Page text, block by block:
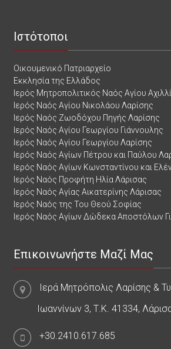
Ιστότοποι
Οικουμενικό Πατριαρχείο
Εκκλησία της Ελλάδος
Ιερός Μητροπολιτικός Ναός Αγίου
Ιερός Ναός Αγίου Νικολάου Λαρίσης
Ιερός Ναός Ζωοδόχου Πηγής Λαρίσης
Ιερός Ναός Αγίου Γεωργίου Γιάννουλης
Ιερός Ναός Αγίου Γεωργίου Λαρίσης
Ιερός Ναός Αγίων Πέτρου και Παύλου
Ιερός Ναός Αγίων Κωνσταντίνου και
Ιερός Ναός Προφήτη Ηλία Λάρισας
Ιερός Ναός Αγίας Αικατερίνης Λάρισας
Ιερός Ναός της Του Θεού Σοφίας
Ιερός Ναός Αγίων Δώδεκα Αποστόλων
Επικοινωνήστε Μαζί Μας
Ιερά Μητρόπολις Λαρίσης &
Ιωαννίνων 3, Τ.Κ. 41334,
+30.2410.617.685